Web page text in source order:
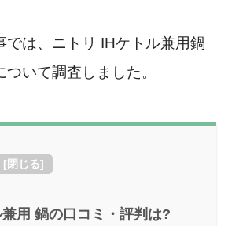
では、ニトリ IHケトル兼用鍋
いて調査しました。
[閉じる]
用 鍋の口コミ・評判は?